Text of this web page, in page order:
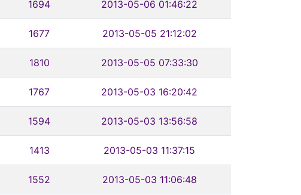
1694 2013-05-06 01:46:22
1677 2013-05-05 21:12:02
1810 2013-05-05 07:33:30
1767 2013-05-03 16:20:42
1594 2013-05-03 13:56:58
1413 2013-05-03 11:37:15
1552 2013-05-03 11:06:48